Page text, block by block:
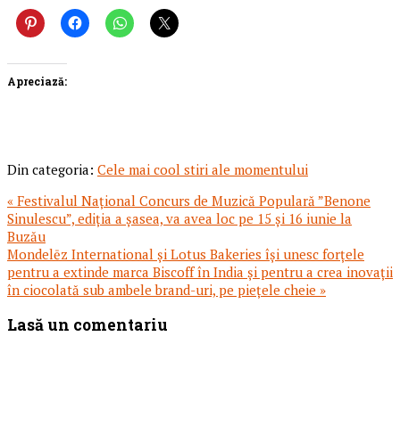
Apreciază:
Din categoria: Cele mai cool stiri ale momentului
Articol
anterior:
« Festivalul Național Concurs de Muzică Populară ”Benone
Sinulescu”, ediția a șasea, va avea loc pe 15 și 16 iunie la
Buzău
Articolul
urmator:
Mondelēz International și Lotus Bakeries își unesc forțele
pentru a extinde marca Biscoff în India și pentru a crea inovații
în ciocolată sub ambele brand-uri, pe piețele cheie »
Reader
Interactions
Lasă un comentariu